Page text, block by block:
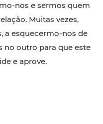
nos e sermos quem
Muitas vezes,
a esquecermo-nos de
no outro para que este
e aprove.